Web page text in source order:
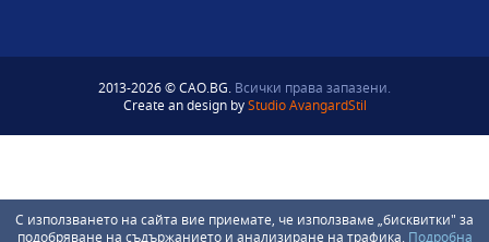
С използването на сайта вие приемате, че използваме „бисквитки" за
подобряване на съдържанието и анализиране на трафика. Подробна
2013-2026 © CAO.BG. Всички права запазени.
Create an design byStudio AvangardStil